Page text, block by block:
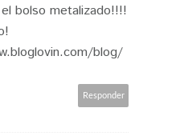
bolso metalizado!!!!
blog/
Responder